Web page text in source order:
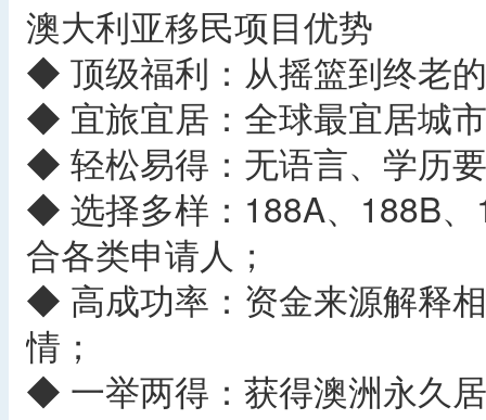
澳大利亚移民项目优势
◆ 顶级福利：从摇篮到终老
◆ 宜旅宜居：全球最宜居城
◆ 轻松易得：无语言、学历
◆ 选择多样：188A、188B
合各类申请人；
◆ 高成功率：资金来源解释
情；
◆ 一举两得：获得澳洲永久